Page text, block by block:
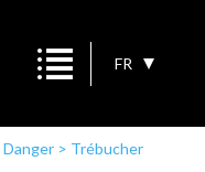
FR
Danger> Trébucher